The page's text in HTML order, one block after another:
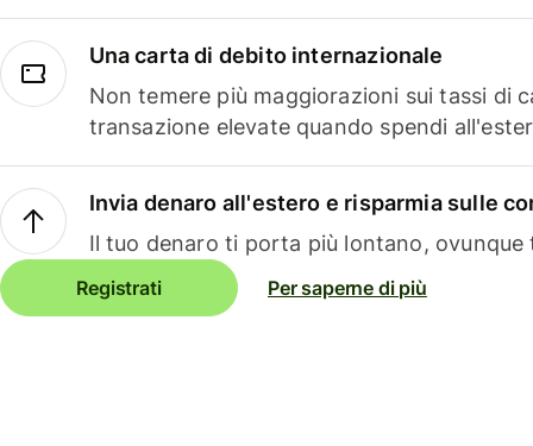
Una carta di debito internazionale
Non temere più maggiorazioni sui tassi di
transazione elevate quando spendi
Invia denaro all'estero e risparmia sulle
Il tuo denaro ti porta più lontano, ovunque
Registrati Per saperne di più